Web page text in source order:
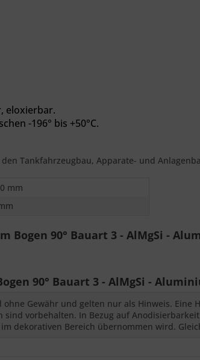
eloxierbar.
-196° bis +50°C.
den Tankfahrzeugbau, Apparate- und
mm
Bogen 90° Bauart 3 - AlMgSi -
90° Bauart 3 - AlMgSi -
Gewähr und gelten nur als Hinweis. Eine
vorbehalten. In Bezug auf
dekorativen Bereich übernommen wird.